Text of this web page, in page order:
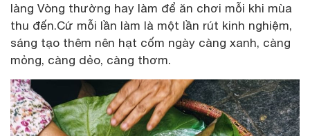
làng Vòng thường hay làm để ăn chơi mỗi khi mùa
thu đến.Cứ mỗi lần làm là một lần rút kinh nghiệm,
sáng tạo thêm nên hạt cốm ngày càng xanh, càng
mỏng, càng dẻo, càng thơm.